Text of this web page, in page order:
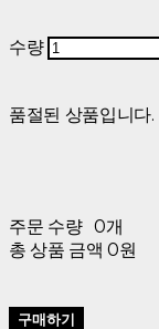
수량
품절된 상품입니다.
주문 수량 0개
총 상품 금액 0원
구매하기